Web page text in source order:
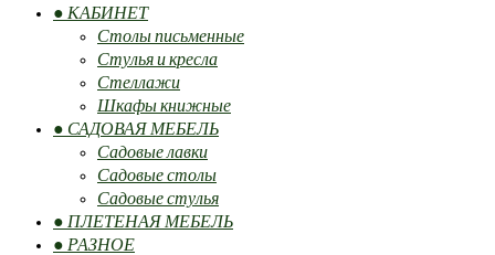
● КАБИНЕТ
Столы письменные
Стулья и кресла
Стеллажи
Шкафы книжные
● САДОВАЯ МЕБЕЛЬ
Садовые лавки
Садовые столы
Садовые стулья
● ПЛЕТЕНАЯ МЕБЕЛЬ
● РАЗНОЕ